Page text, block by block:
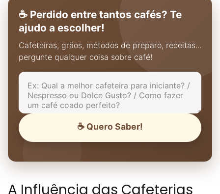
☕ Perdido entre tantos cafés? Te
ajudo a escolher!
Cafeteiras, grãos, métodos de preparo, receitas...
pergunte qualquer coisa sobre café!
☕ Quero Saber!
A Influência das Cafeterias